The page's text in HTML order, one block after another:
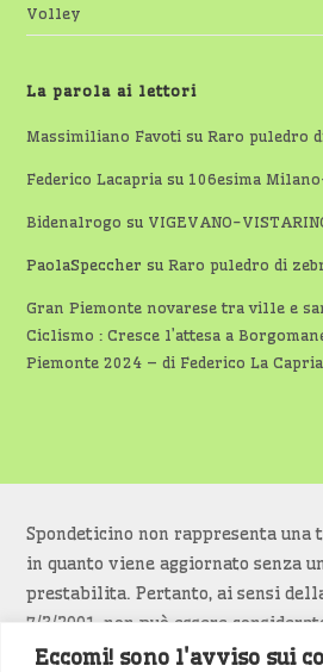
Eccomi! sono l'avviso sui
Volley
La parola ai lettori
Massimiliano Favoti suRaro puledro
Federico Lacapria su 106esima
Bidenalrogo su VIGEVANO-
PaolaSpeccher suRaro puledro di
Gran Piemonte novarese tra ville e
Ciclismo : Cresce l’attesa a
Piemonte 2024 – di Federico La Capria
Spondeticino non rappresenta
in quanto viene aggiornato senza
prestabilita. Pertanto, ai sensi
7/3/2001, non può essere
editoriale.